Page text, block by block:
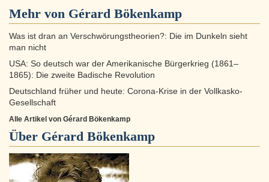
Mehr von Gérard Bökenkamp
Was ist dran an Verschwörungstheorien?: Die im Dunkeln sieht
man nicht
USA: So deutsch war der Amerikanische Bürgerkrieg (1861–
1865): Die zweite Badische Revolution
Deutschland früher und heute: Corona-Krise in der Vollkasko-
Gesellschaft
Alle Artikel von Gérard Bökenkamp
Über Gérard Bökenkamp